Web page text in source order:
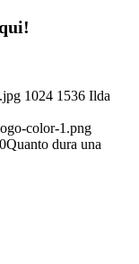
1024 1536 Ilda
color-1.png
Quanto dura una